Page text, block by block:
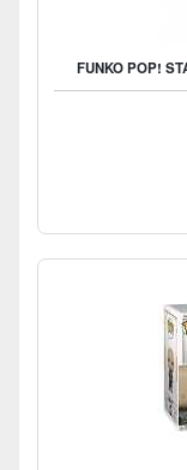
FUNKO POP!